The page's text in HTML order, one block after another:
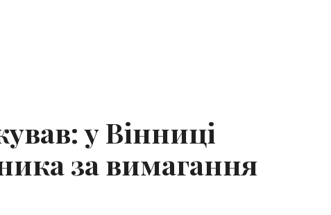
у Вінниці
за вимагання